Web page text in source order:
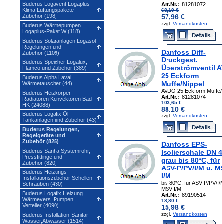
Buderus Logavent Logaplus
Klima Lüftungspakete
Zubehör (198)
Buderus Wärmepumpen
Logaplus-Paket W (118)
Buderus Solaranlagen Logasol
Regelungen und
Zubehör (1109)
Buderus Speicher Logalux,
Flamco und Zubehör (389)
Buderus Alpha Laval
Wärmetauscher (44)
Buderus Heizkörper
Radiatoren Konvektoren Bad
HK (24088)
Buderus Logafix Öl-
Tankanlagen und Zubehör (43)
Buderus Regelungen,
Regelgeräte und
Zubehör (825)
Buderus Sanha Systemrohr,
Pressfittinge und
Zubehör (820)
Buderus Heizungs
Installationszubehör Schellen
Schrauben (430)
Buderus Logafix Heizung
Wärmevers. Pumpen
Verteiler (4090)
Buderus Installation-Sanitär
Wasser,Abwasser (1514)
Art.Nr.: 81281072
68,19 €
57,96 €
zzgl. Versandkosten
Danfoss Diff-
Druckgest.
Überströmventil
25 Eckform
Muffe/Nippel
AVDO 25 Eckform
Art.Nr.: 81281074
103,65 €
88,10 €
zzgl. Versandkosten
Danfoss EPS-
Isolierschale DN
grau bis 80*C, für
ASV-P/PV/I/M u.
I/M
bis 80*C, für ASV-P/PV/I/
MSV-I/M
Art.Nr.: 89190514
18,80 €
15,98 €
zzgl. Versandkosten